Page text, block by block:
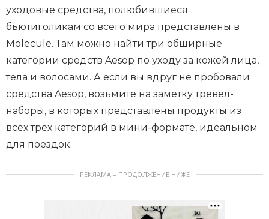
уходовые средства, полюбившиеся
бьютиголикам со всего мира представлены в
Molecule. Там можно найти три обширные
категории средств Aesop по уходу за кожей лица,
тела и волосами. А если вы вдруг не пробовали
средства Aesop, возьмите на заметку тревел-
наборы, в которых представлены продукты из
всех трех категорий в мини-формате, идеальном
для поездок.
РЕКЛАМА – ПРОДОЛЖЕНИЕ НИЖЕ